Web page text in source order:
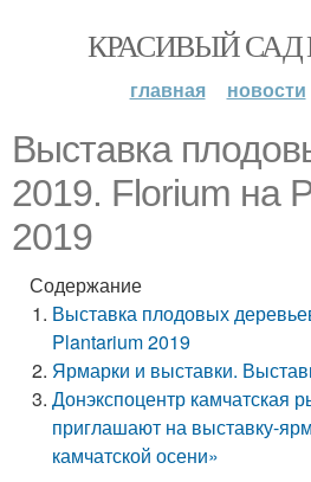
КРАСИВЫЙ САД
главная новости
Выставка
2019. Florium на
2019
Содержание
Выставка плодовых
Plantarium 2019
Ярмарки и выставки.
Донэкспоцентр камчатская
приглашают на выставку-
камчатской осени»